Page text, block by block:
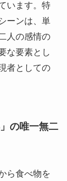
います。特
ーンは、単
人の感情の
な要素とし
者としての
の唯一無二
ら食べ物を